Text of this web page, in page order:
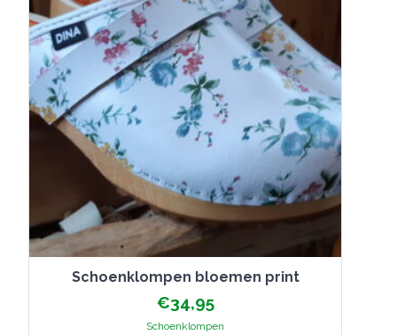
schoenklompen bloemen print
€34,95
Schoenklompen